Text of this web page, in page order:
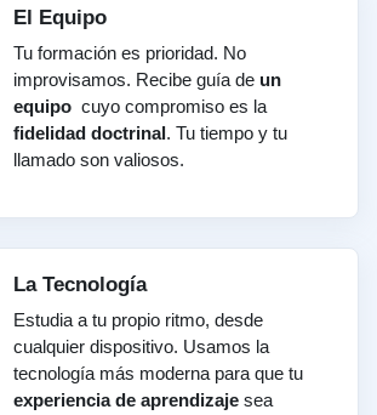
El Equipo
Tu formación es prioridad. No
improvisamos. Recibe guía de un
equipo cuyo compromiso es la
fidelidad doctrinal. Tu tiempo y tu
llamado son valiosos.
La Tecnología
Estudia a tu propio ritmo, desde
cualquier dispositivo. Usamos la
tecnología más moderna para que tu
experiencia de aprendizaje sea